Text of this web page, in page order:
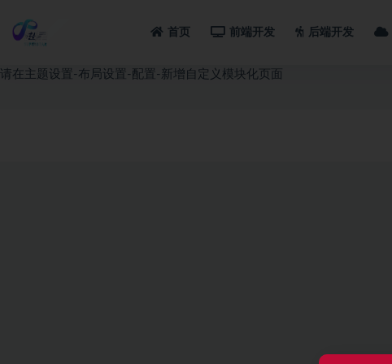
首页 前端开发 后端开发
请在主题设置-布局设置-配置-新增自定义模块化页面